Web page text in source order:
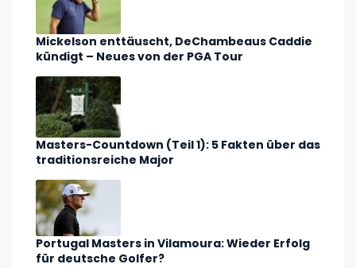
Mickelson enttäuscht, DeChambeaus Caddie
kündigt – Neues von der PGA Tour
Masters-Countdown (Teil 1): 5 Fakten über das
traditionsreiche Major
Portugal Masters in Vilamoura: Wieder Erfolg
für deutsche Golfer?